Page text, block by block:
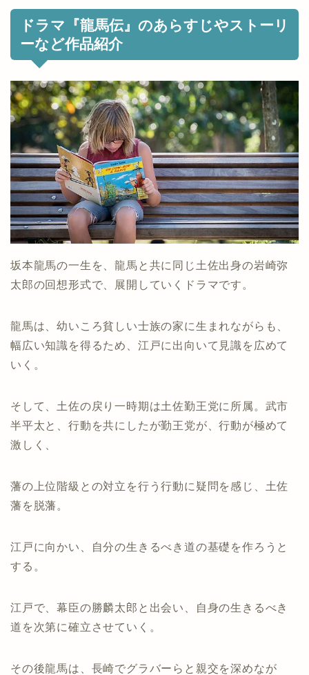
ドラマ『龍馬伝』のあらすじやストーリ
ーなど作品紹介
坂本龍馬の一生を、龍馬と共に同じ土佐出身の岩崎弥
太郎の回想形式で、展開していくドラマです。
龍馬は、幼いころ貧しい士族の家に生まれながらも、
幅広い知識を得るため、江戸に出向いて見識を広めて
いく。
そして、土佐の戻り一時期は土佐勤王党に所属。武市
半平太と、行動を共にしたが勤王党が、行動が極めて
激しく、
藩の上位階級との対立を行う行動に疑問を感じ、土佐
藩を脱藩。
江戸に向かい、自分の生きるべき道の基礎を作ろうと
する。
江戸で、幕臣の勝麟太郎と出会い、自身の生きるべき
道を次第に確立させていく。
その後龍馬は、長崎でグラバーらと親交を深めなが